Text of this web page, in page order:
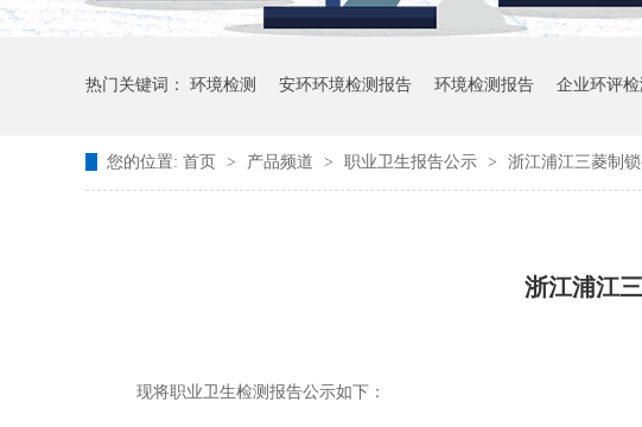
热门关键词： 环境检测 安环环境检测报告 环境检测报告 企业环评
您的位置: 首页 > 产品频道 > 职业卫生报告公示 > 浙江浦江三菱制
浙江浦江
现将职业卫生检测报告公示如下：